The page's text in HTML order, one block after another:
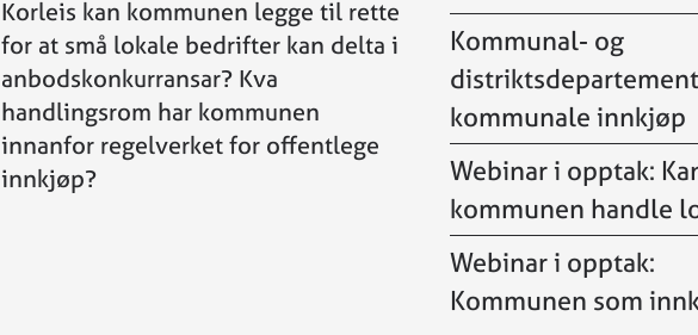
Korleis kan kommunen legge til rette
for at små lokale bedrifter kan delta i
anbodskonkurransar? Kva
handlingsrom har kommunen
innanfor regelverket for offentlege
innkjøp?
Kommunal- og
kommunale innkjøp
Webinar i opptak:
kommunen handle
Webinar i opptak:
Kommunen som